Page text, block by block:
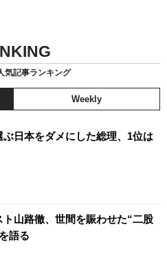
気記事ランキング
Weekly
ぶ日本をダメにした総理、1位は
ト山路徹、世間を賑わせた“二股
語る